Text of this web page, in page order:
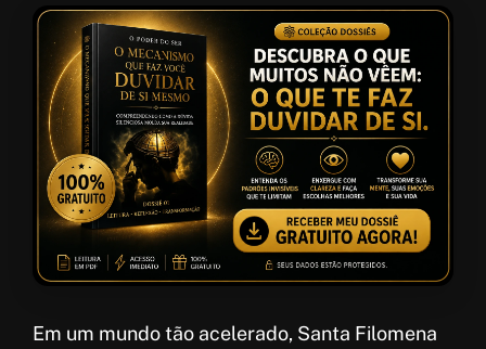
Em um mundo tão acelerado, Santa Filomena